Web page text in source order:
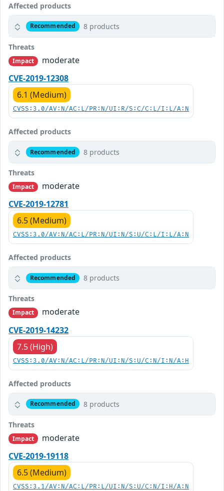
Affected products
Recommended 8 products
Threats
Impact
moderate
CVE-2019-12308
6.1 (Medium)
CVSS:3.0/AV:N/AC:L/PR:N/UI:R/S:C/C:L/I:L/A:N
Affected products
Recommended 8 products
Threats
Impact
moderate
CVE-2019-12781
6.5 (Medium)
CVSS:3.0/AV:N/AC:L/PR:N/UI:N/S:U/C:L/I:L/A:N
Affected products
Recommended 8 products
Threats
Impact
moderate
CVE-2019-14232
7.5 (High)
CVSS:3.0/AV:N/AC:L/PR:N/UI:N/S:U/C:N/I:N/A:H
Affected products
Recommended 8 products
Threats
Impact
moderate
CVE-2019-19118
6.5 (Medium)
CVSS:3.1/AV:N/AC:L/PR:L/UI:N/S:U/C:N/I:H/A:N